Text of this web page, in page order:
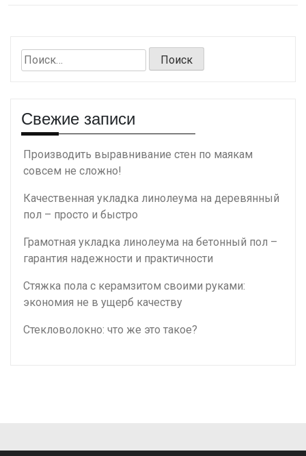
Найти:
Свежие записи
Производить выравнивание стен по маякам
совсем не сложно!
Качественная укладка линолеума на деревянный
пол – просто и быстро
Грамотная укладка линолеума на бетонный пол –
гарантия надежности и практичности
Стяжка пола с керамзитом своими руками:
экономия не в ущерб качеству
Стекловолокно: что же это такое?